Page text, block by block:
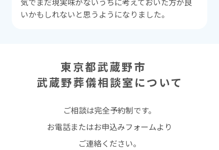
いかもしれないと思うようになりました。
東京都武蔵野市
武蔵野葬儀相談室について
ご相談は完全予約制です。
お電話またはお申込みフォームより
ご連絡ください。